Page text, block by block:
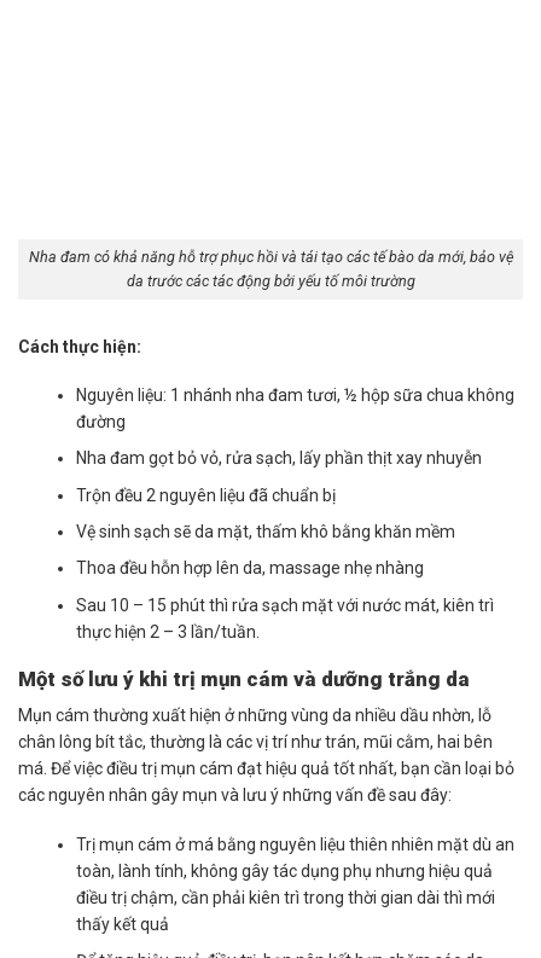
Nha đam có khả năng hỗ trợ phục hồi và tái tạo các tế bào da mới, bảo vệ
da trước các tác động bởi yếu tố môi trường
Cách thực hiện:
Nguyên liệu: 1 nhánh nha đam tươi, ½ hộp sữa chua không
đường
Nha đam gọt bỏ vỏ, rửa sạch, lấy phần thịt xay nhuyễn
Trộn đều 2 nguyên liệu đã chuẩn bị
Vệ sinh sạch sẽ da mặt, thấm khô bằng khăn mềm
Thoa đều hỗn hợp lên da, massage nhẹ nhàng
Sau 10 – 15 phút thì rửa sạch mặt với nước mát, kiên trì
thực hiện 2 – 3 lần/tuần.
Một số lưu ý khi trị mụn cám và dưỡng trắng da
Mụn cám thường xuất hiện ở những vùng da nhiều dầu nhờn, lỗ
chân lông bít tắc, thường là các vị trí như trán, mũi cằm, hai bên
má. Để việc điều trị mụn cám đạt hiệu quả tốt nhất, bạn cần loại bỏ
các nguyên nhân gây mụn và lưu ý những vấn đề sau đây:
Trị mụn cám ở má bằng nguyên liệu thiên nhiên mặt dù an
toàn, lành tính, không gây tác dụng phụ nhưng hiệu quả
điều trị chậm, cần phải kiên trì trong thời gian dài thì mới
thấy kết quả